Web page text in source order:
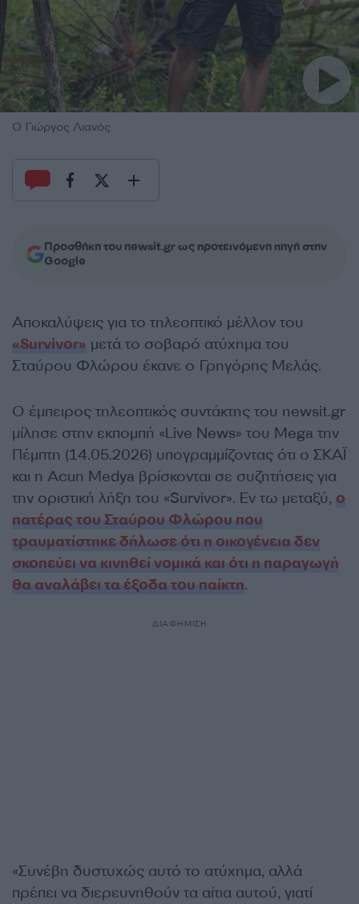
Ο Γιώργος Λιανός
Προσθήκη του newsit.gr ως προτεινόμενη πηγή στην
Google
Αποκαλύψεις για το τηλεοπτικό μέλλον του
«Survivor» μετά το σοβαρό ατύχημα του
Σταύρου Φλώρου έκανε ο Γρηγόρης Μελάς.
Ο έμπειρος τηλεοπτικός συντάκτης του newsit.gr
μίλησε στην εκπομπή «Live News» του Mega την
Πέμπτη (14.05.2026) υπογραμμίζοντας ότι ο ΣΚΑΪ
και η Acun Medya βρίσκονται σε συζητήσεις για
την οριστική λήξη του «Survivor». Εν τω μεταξύ, ο
πατέρας του Σταύρου Φλώρου που
τραυματίστηκε δήλωσε ότι η οικογένεια δεν
σκοπεύει να κινηθεί νομικά και ότι η παραγωγή
θα αναλάβει τα έξοδα του παίκτη.
ΔΙΑΦΗΜΙΣΗ
«Συνέβη δυστυχώς αυτό το ατύχημα, αλλά
πρέπει να διερευνηθούν τα αίτια αυτού, γιατί